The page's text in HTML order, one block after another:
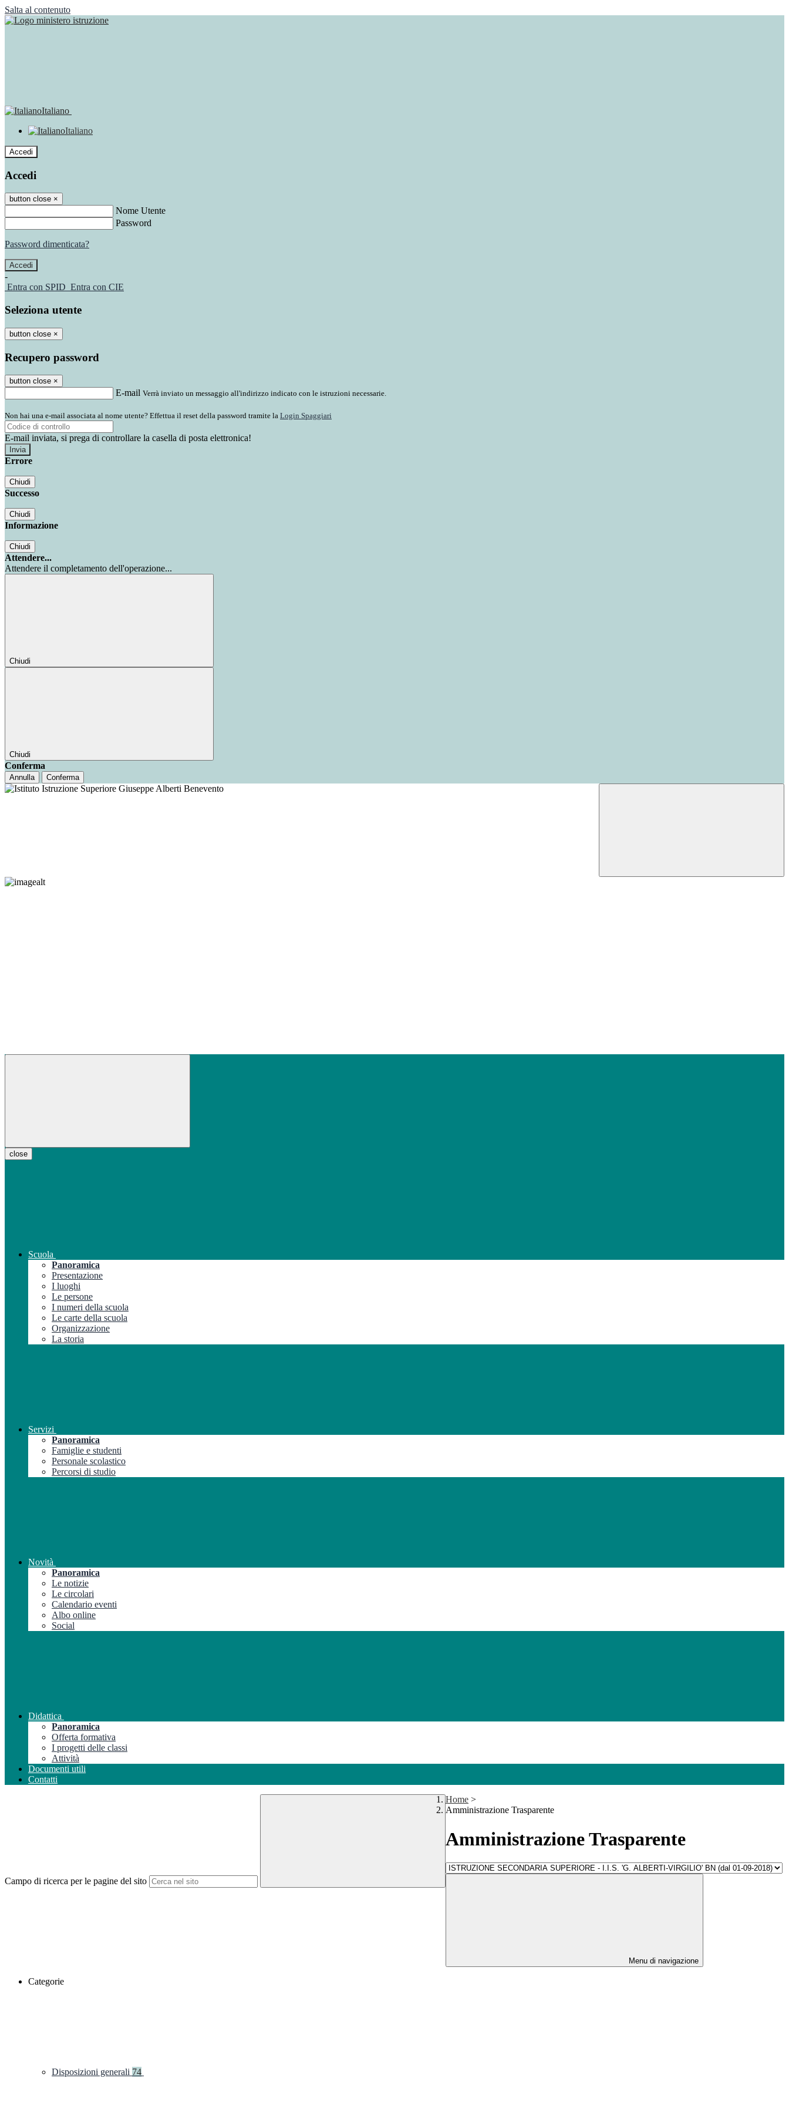
Salta al contenuto
Italiano
Italiano
Accedi
Accedi
button close ×
Nome Utente
Password
Password dimenticata?
-
Entra con SPID Entra con CIE
Seleziona utente
button close ×
Recupero password
button close ×
E-mail Verrà inviato un messaggio all'indirizzo indicato con le istruzioni necessarie.
Non hai una e-mail associata al nome utente? Effettua il reset della password tramite la Login Spaggiari
E-mail inviata, si prega di controllare la casella di posta elettronica!
Errore
Chiudi
Successo
Chiudi
Informazione
Chiudi
Attendere...
Attendere il completamento dell'operazione...
Chiudi
Chiudi
Conferma
Annulla Conferma
close
Scuola
Panoramica
Presentazione
I luoghi
Le persone
I numeri della scuola
Le carte della scuola
Organizzazione
La storia
Servizi
Panoramica
Famiglie e studenti
Personale scolastico
Percorsi di studio
Novità
Panoramica
Le notizie
Le circolari
Calendario eventi
Albo online
Social
Didattica
Panoramica
Offerta formativa
I progetti delle classi
Attività
Documenti utili
Contatti
Campo di ricerca per le pagine del sito
Home >
Amministrazione Trasparente
Amministrazione Trasparente
Menu di navigazione
Categorie
Disposizioni generali 74